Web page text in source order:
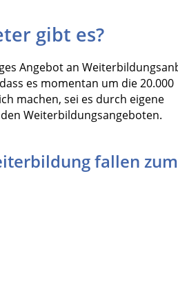
gibt es?
Angebot an
es momentan um die 20.000
machen, sei es durch eigene
Weiterbildungsangeboten.
fallen zum
Bezahlte Umfragen - Die